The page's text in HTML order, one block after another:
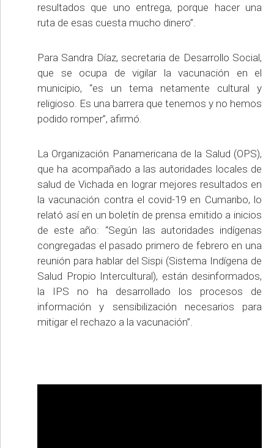
resultados que uno entrega, porque hacer una
ruta de esas cuesta mucho dinero”.
Para Sandra Díaz, secretaria de Desarrollo Social,
que se ocupa de vigilar la vacunación en el
municipio, “es un tema netamente cultural y
religioso. Es una barrera que tenemos y no hemos
podido romper”, afirmó.
La Organización Panamericana de la Salud (OPS),
que ha acompañado a las autoridades locales de
salud de Vichada en lograr mejores resultados en
la vacunación contra el covid-19 en Cumaribo, lo
relató así en un boletín de prensa emitido a inicios
de este año: “Según las autoridades indígenas
congregadas el pasado primero de febrero en una
reunión para hablar del Sispi (Sistema Indígena de
Salud Propio Intercultural), están desinformados,
la IPS no ha desarrollado los procesos de
información y sensibilización necesarios para
mitigar el rechazo a la vacunación”.